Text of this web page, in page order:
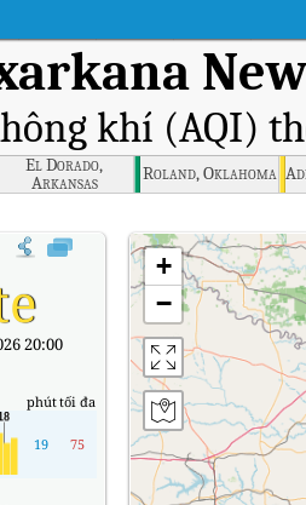
khí (AQI)
El Dorado,
Arkansas
Roland, Oklahoma
lượng không khí (AQI) thời gian thực
20:00
phúttối đa
19 75
+
−